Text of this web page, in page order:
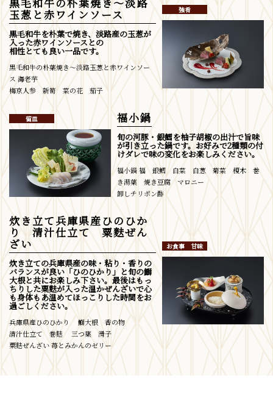
強肴
玉葱と赤ワインソース
黒毛和牛を朴葉で焼き、淡路産の玉葱が
入った赤ワインソースとの
相性とても良い一品です。
黒毛和牛の朴葉焼き～淡路玉葱と赤ワインソー
ス 海老芋
梅京人参 新筍 菜の花 茄子
留皿 福小鍋
旬の河豚・銀鱈を柚子胡椒の出汁で旨味
が引き立った鍋です。お好みで2種類の付
けダレで味の変化をお楽しみください。
福小鍋 福 銀鱈 白菜 白葱 菊菜 榎木 巻
き湯葉 焼き豆腐 マロニー
卸しチリポン酢
お食事 甘味
炊き立て兵庫県産ひのひか
り 清汁仕立て 粟麩ぜん
ざい
炊き立ての兵庫県産の味・粘り・香りの
バランスが良い「ひのひかり」と旬の鰤
大根と共にお楽しみ下さい。最後はもっ
ちりした粟麩が入った温かぜんざいで心
も身体もあ温めてほっこりした時間をお
過ごしください。
兵庫県産ひのひかり 鰤大根 香の物
清汁仕立て 巻麩 三つ葉 滑子
粟麩ぜんざい 苺とみかんのゼリー